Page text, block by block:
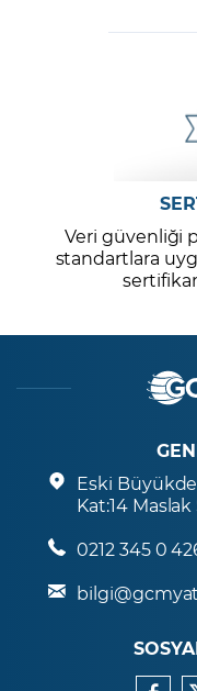
Veri güvenliği
standartlara
Eski
Kat:14
0212 345 0